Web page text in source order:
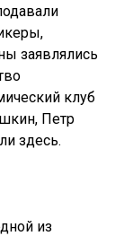
заявлялись
клуб
Петр
здесь.
из